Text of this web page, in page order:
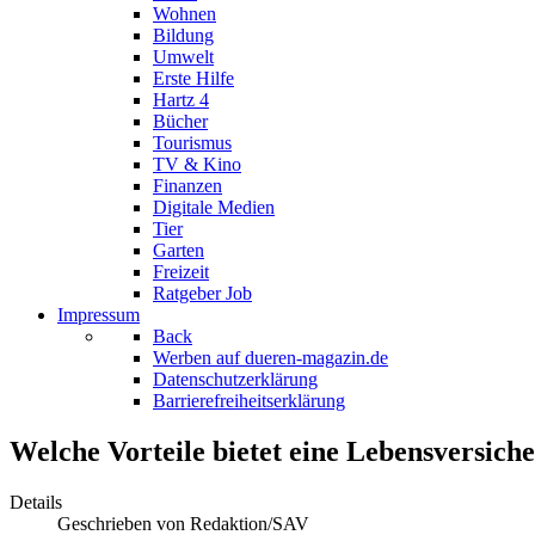
Wohnen
Bildung
Umwelt
Erste Hilfe
Hartz 4
Bücher
Tourismus
TV & Kino
Finanzen
Digitale Medien
Tier
Garten
Freizeit
Ratgeber Job
Impressum
Back
Werben auf dueren-magazin.de
Datenschutzerklärung
Barrierefreiheitserklärung
Welche Vorteile bietet eine
Details
Geschrieben von Redaktion/SAV